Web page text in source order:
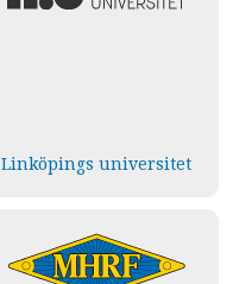
Linköpings universitet